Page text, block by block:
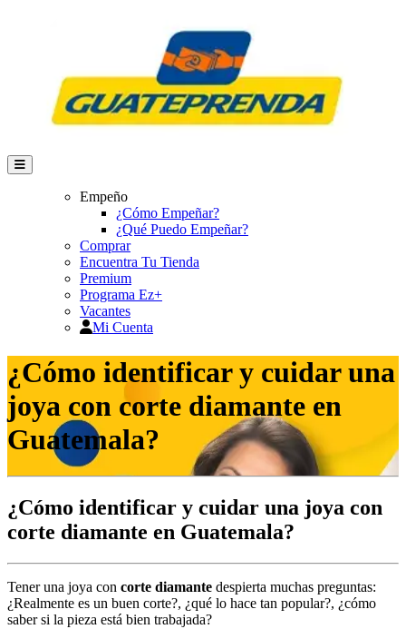
Empeño
¿Cómo Empeñar?
¿Qué Puedo Empeñar?
Comprar
Encuentra Tu Tienda
Premium
Programa Ez+
Vacantes
Mi Cuenta
¿Cómo identificar y cuidar una
joya con corte diamante en
Guatemala?
¿Cómo identificar y cuidar una joya con
corte diamante en Guatemala?
Tener una joya con corte diamante despierta muchas preguntas:
¿Realmente es un buen corte?, ¿qué lo hace tan popular?, ¿cómo
saber si la pieza está bien trabajada?